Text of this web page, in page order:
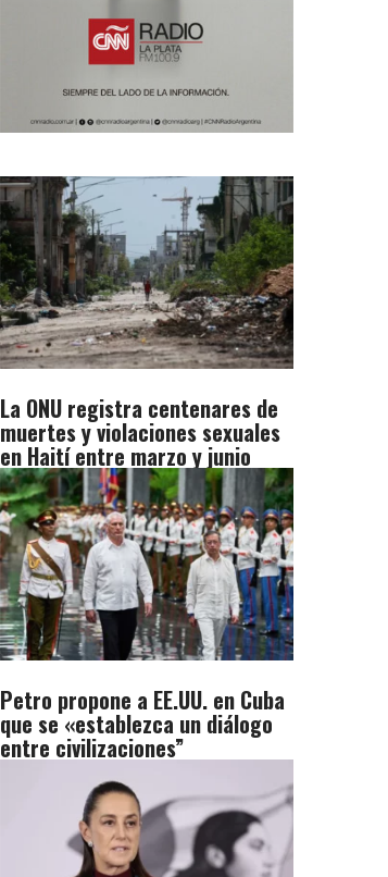
La ONU registra centenares de
muertes y violaciones sexuales
en Haití entre marzo y junio
Petro propone a EE.UU. en Cuba
que se «establezca un diálogo
entre civilizaciones”